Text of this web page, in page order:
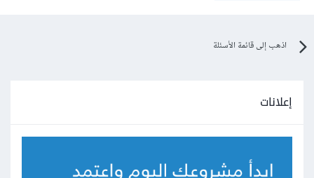
اذهب إلى قائمة الأسئلة
إعلانات